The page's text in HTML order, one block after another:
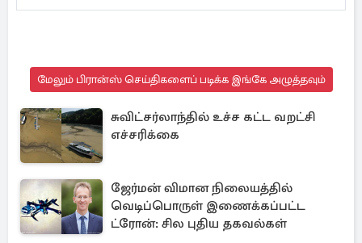
மேலும் பிரான்ஸ் செய்திகளைப் படிக்க இங்கே அழுத்தவும்
சுவிட்சர்லாந்தில் உச்ச கட்ட வறட்சி
எச்சரிக்கை
ஜேர்மன் விமான நிலையத்தில்
வெடிப்பொருள் இணைக்கப்பட்ட
ட்ரோன்: சில புதிய தகவல்கள்